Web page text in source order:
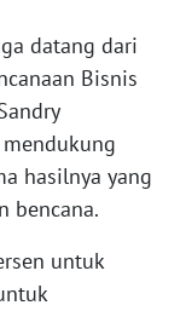
datang dari
Bisnis
hasilnya yang
bencana.
untuk